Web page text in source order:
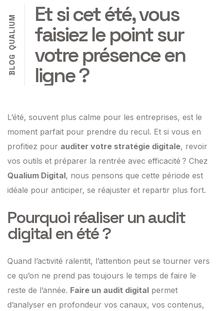
B
L
O
G
Q
U
A
L
I
U
M Et si cet été, vous
faisiez le point sur
votre présence en
ligne ?
L’été, souvent plus calme pour les entreprises, est le
moment parfait pour prendre du recul. Et si vous en
profitiez pour auditer votre stratégie digitale, revoir
vos outils et préparer la rentrée avec efficacité ? Chez
Qualium Digital, nous pensons que cette période est
idéale pour anticiper, se réajuster et repartir plus fort.
Pourquoi réaliser un audit
digital en été ?
Quand l’activité ralentit, l’attention peut se tourner vers
ce qu’on ne prend pas toujours le temps de faire le
reste de l’année. Faire un audit digital permet
d’analyser en profondeur vos canaux, vos contenus,